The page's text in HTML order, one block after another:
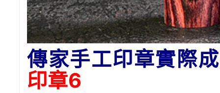
傳家手工印章實際
印章6